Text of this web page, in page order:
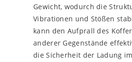
Gewicht, wodurch die
Vibrationen und Stößen
kann den Aufprall des
anderer Gegenstände
die Sicherheit der Ladung